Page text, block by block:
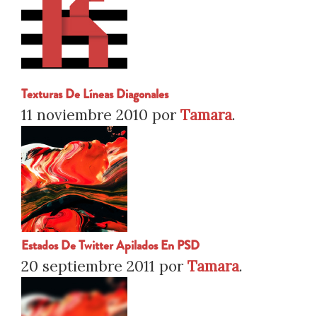
Texturas De Líneas Diagonales
11 noviembre 2010 por Tamara.
Estados De Twitter Apilados En PSD
20 septiembre 2011 por Tamara.